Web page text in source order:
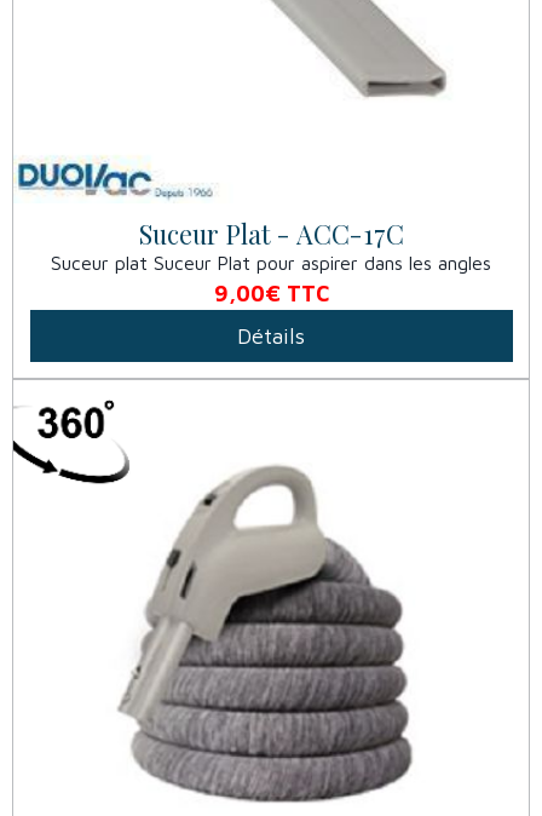
Suceur Plat - ACC-17C
Suceur plat Suceur Plat pour aspirer dans les angles
9,00€ TTC
Détails